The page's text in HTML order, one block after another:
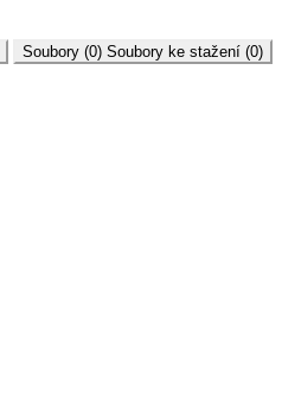
Soubory (0) Soubory ke stažení (0)